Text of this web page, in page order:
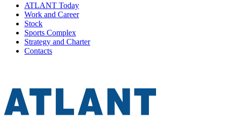
ATLANT Today
Work and Career
Stock
Sports Complex
Strategy and Charter
Contacts